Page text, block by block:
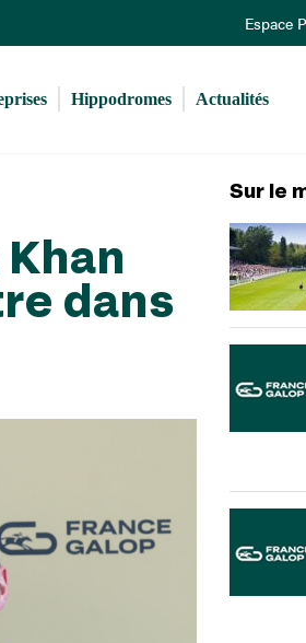
Espace
Hippodromes Actualités
dans
Sur le